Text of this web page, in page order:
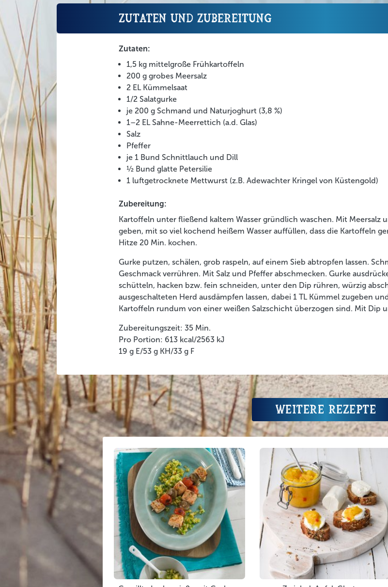
Zutaten und Zubereitung
Zutaten:
1,5 kg mittelgroße Frühkartoffeln
200 g grobes Meersalz
2 EL Kümmelsaat
1/2 Salatgurke
je 200 g Schmand und Naturjoghurt (3,8 %)
1–2 EL Sahne-Meerrettich (a.d. Glas)
Salz
Pfeffer
je 1 Bund Schnittlauch und Dill
½ Bund glatte Petersilie
1 luftgetrocknete Mettwurst (z.B. Adewachter Kringel von Küstengold)
Zubereitung:
Kartoffeln unter fließend kaltem Wasser gründlich waschen. Mit Meersalz
geben, mit so viel kochend heißem Wasser auffüllen, dass die Kartoffeln
Hitze 20 Min. kochen.
Gurke putzen, schälen, grob raspeln, auf einem Sieb abtropfen lassen.
Geschmack verrühren. Mit Salz und Pfeffer abschmecken. Gurke
schütteln, hacken bzw. fein schneiden, unter den Dip rühren, würzig
ausgeschalteten Herd ausdämpfen lassen, dabei 1 TL Kümmel zugeben
Kartoffeln rundum von einer weißen Salzschicht überzogen sind. Mit Dip
Zubereitungszeit: 35 Min.
Pro Portion: 613 kcal/2563 kJ
19 g E/53 g KH/33 g F
Weitere Rezepte